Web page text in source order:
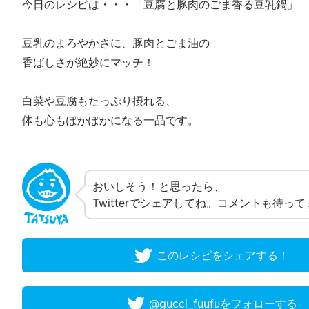
今日のレシピは・・・「豆腐と豚肉のごま香る豆乳鍋」
豆乳のまろやかさに、豚肉とごま油の
香ばしさが絶妙にマッチ！
白菜や豆腐もたっぷり摂れる、
体も心もぽかぽかになる一品です。
おいしそう！と思ったら、
Twitterでシェアしてね。コメントも待って
このレシピをシェアする！
@gucci_fuufuをフォローする